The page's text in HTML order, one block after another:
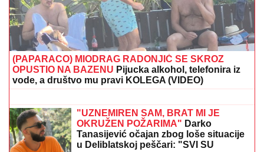
OGLASIO SE SLOBA RADANOVIĆ NAKON NAPADA
U BUDVIOtkrio šta se desilo sa taksistom: "Možda
ima neke probleme"
SRPSKOM REPREZENTATIVCU
DEMOLIRAN AUTOSaša Lukić bio u
inostranstvu kada su mu polupana
stakla na skupocenom "bentliju"
DRAMA NA ADI BOJANI!Milica i Terza
se SUOČILI NA MORU: Posvađali se
nasred plaže pred svima, evo zbog
čega je odmah nastao POTPUNI